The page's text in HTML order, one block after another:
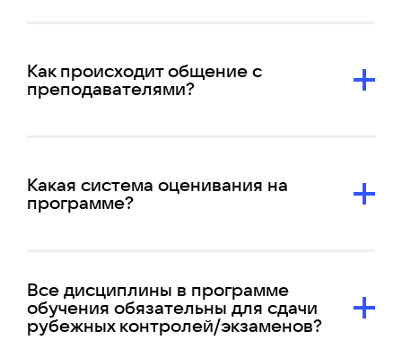
Как происходит общение с
преподавателями?
Какая система оценивания на
программе?
Все дисциплины в программе
обучения обязательны для сдачи
рубежных контролей/экзаменов?